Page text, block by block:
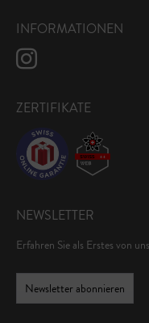
INFORMATIONEN
ZERTIFIKATE
NEWSLETTER
Erfahren Sie als Erstes von
Newsletter abonnieren